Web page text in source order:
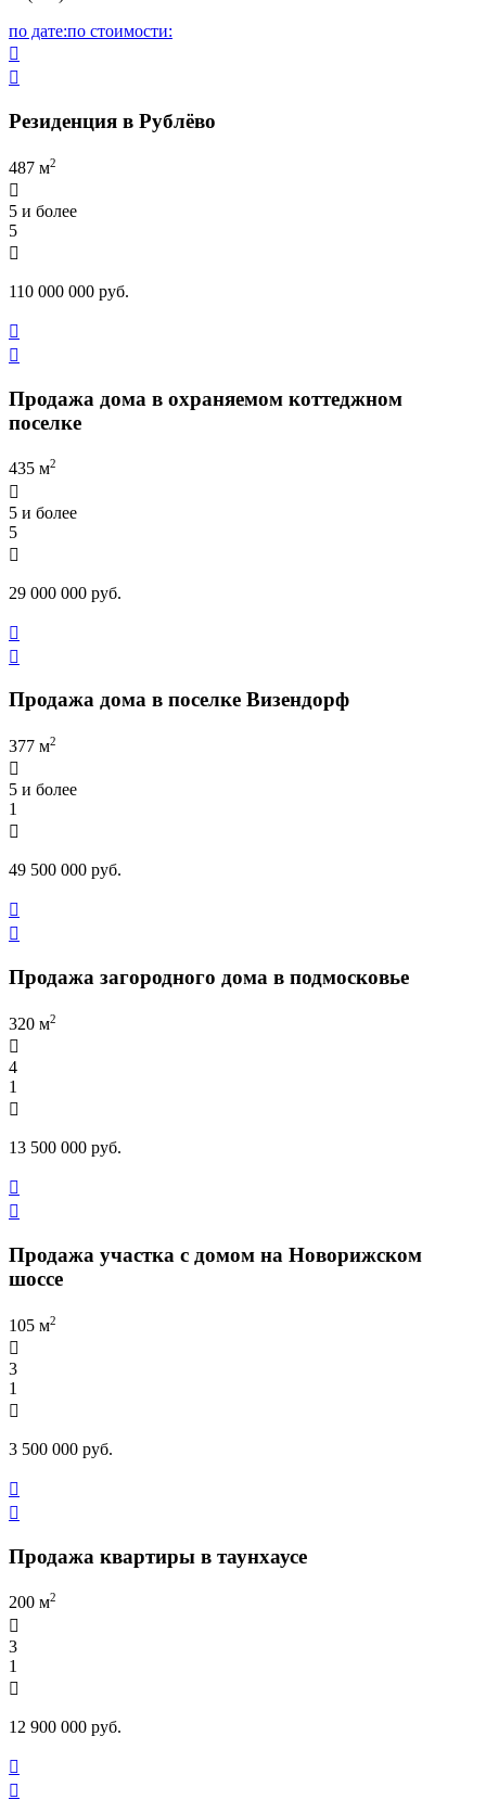
по дате:по стоимости:


Резиденция в Рублёво
487 м2

5 и более
5

110 000 000 руб.


Продажа дома в охраняемом коттеджном
поселке
435 м2

5 и более
5

29 000 000 руб.


Продажа дома в поселке Визендорф
377 м2

5 и более
1

49 500 000 руб.


Продажа загородного дома в подмосковье
320 м2

4
1

13 500 000 руб.


Продажа участка с домом на Новорижском
шоссе
105 м2

3
1

3 500 000 руб.


Продажа квартиры в таунхаусе
200 м2

3
1

12 900 000 руб.

